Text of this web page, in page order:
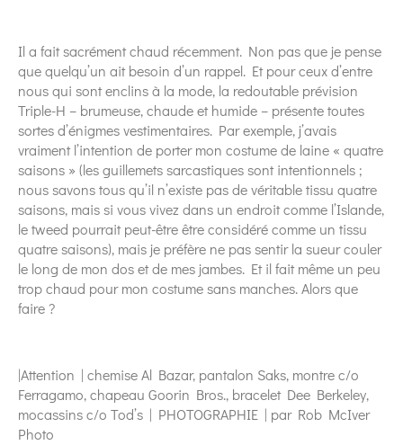
Il a fait sacrément chaud récemment. Non pas que je pense
que quelqu’un ait besoin d’un rappel. Et pour ceux d’entre
nous qui sont enclins à la mode, la redoutable prévision
Triple-H – brumeuse, chaude et humide – présente toutes
sortes d’énigmes vestimentaires. Par exemple, j’avais
vraiment l’intention de porter mon costume de laine « quatre
saisons » (les guillemets sarcastiques sont intentionnels ;
nous savons tous qu’il n’existe pas de véritable tissu quatre
saisons, mais si vous vivez dans un endroit comme l’Islande,
le tweed pourrait peut-être être considéré comme un tissu
quatre saisons), mais je préfère ne pas sentir la sueur couler
le long de mon dos et de mes jambes. Et il fait même un peu
trop chaud pour mon costume sans manches. Alors que
faire ?
|Attention | chemise Al Bazar, pantalon Saks, montre c/o
Ferragamo, chapeau Goorin Bros., bracelet Dee Berkeley,
mocassins c/o Tod’s | PHOTOGRAPHIE | par Rob McIver
Photo